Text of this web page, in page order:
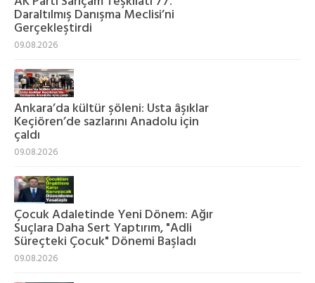
Daraltılmış Danışma Meclisi’ni
Gerçekleştirdi
09.08.2026
Ankara’da kültür şöleni: Usta âşıklar
Keçiören’de sazlarını Anadolu için
çaldı
09.08.2026
Çocuk Adaletinde Yeni Dönem: Ağır
Suçlara Daha Sert Yaptırım, "Adli
Süreçteki Çocuk" Dönemi Başladı
09.08.2026